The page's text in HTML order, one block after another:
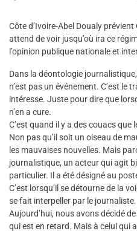
Côte d’Ivoire-Abel Doualy
attend de voir jusqu’où ira ce
l’opinion publique nationale et
Dans la déontologie
n’est pas un événement. C’est le
intéresse. Juste pour dire que
n’en a cure.
C’est quand il y a des couacs que
Non pas qu’il soit un oiseau de
les mauvaises nouvelles. Mais
journalistique, un acteur qui agit
particulier. Il a été désigné au
C’est lorsqu’il se détourne de la
se fait interpeller par le journaliste.
Aujourd’hui, nous avons décidé
qui est en retard. Mais à celui qui